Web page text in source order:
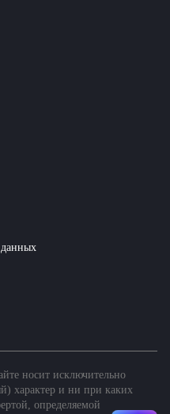
носит исключительно
характер и ни при каких
определяемой